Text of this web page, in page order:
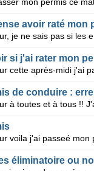
avoir raté mon
si j'ai rater mon
de conduire :
éliminatoire ou